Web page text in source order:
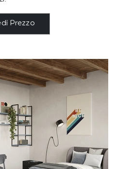
Prezzo